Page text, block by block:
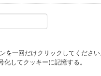
一回だけクリックしてください
してクッキーに記憶する。